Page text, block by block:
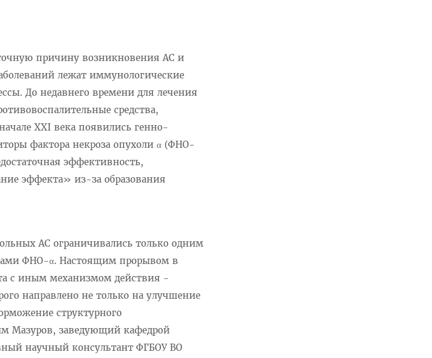
причину возникновения АС и
лежат иммунологические
До недавнего времени для лечения
средства,
XXI века появились генно-
фактора некроза опухоли α (ФНО-
эффективность,
эффекта» из-за образования
АС ограничивались только одним
ФНО-α. Настоящим прорывом в
с иным механизмом действия -
направлено не только на улучшение
структурного
Мазуров, заведующий кафедрой
научный консультант ФГБОУ ВО